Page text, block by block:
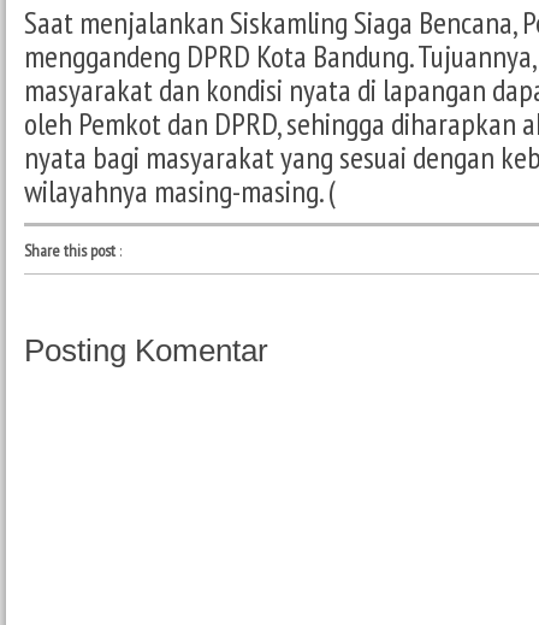
Saat menjalankan Siskamling Siaga Bencana,
menggandeng DPRD Kota Bandung.
masyarakat dan kondisi nyata di lapangan
oleh Pemkot dan DPRD, sehingga diharapkan
nyata bagi masyarakat yang sesuai dengan
wilayahnya masing-masing. (
Share this post:
Posting Komentar